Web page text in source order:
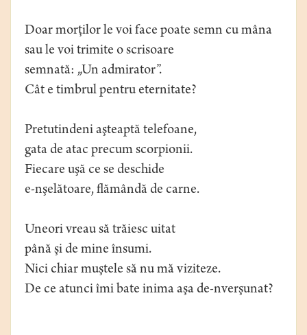
Doar morţilor le voi face poate semn cu mâna
sau le voi trimite o scrisoare
semnată: „Un admirator”.
Cât e timbrul pentru eternitate?
Pretutindeni aşteaptă telefoane,
gata de atac precum scorpionii.
Fiecare uşă ce se deschide
e-nşelătoare, flămândă de carne.
Uneori vreau să trăiesc uitat
până şi de mine însumi.
Nici chiar muştele să nu mă viziteze.
De ce atunci îmi bate inima aşa de-nverşunat?